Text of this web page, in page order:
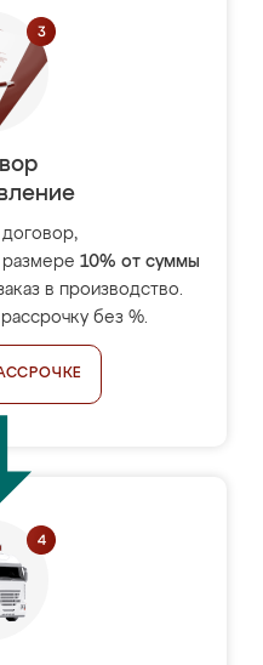
размере 10% от суммы
в производство.
без %.